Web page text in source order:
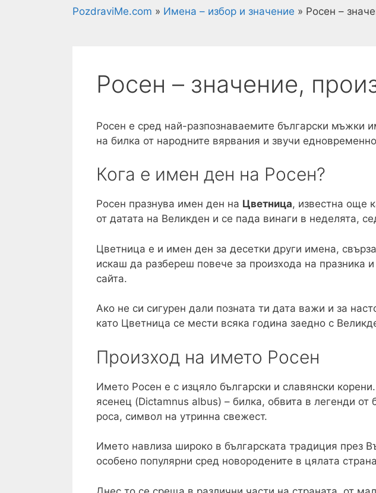
PozdraviMe.com » Имена – избор и значение » Росен –
Росен – значение,
Росен е сред най-разпознаваемите български мъжки
на билка от народните вярвания и звучи
Кога е имен ден на Росен?
Росен празнува имен ден на Цветница, известна още
от датата на Великден и се пада винаги в неделята,
Цветница е и имен ден за десетки други имена,
искаш да разбереш повече за произхода на празника
сайта.
Ако не си сигурен дали позната ти дата важи и за
като Цветница се мести всяка година заедно с
Произход на името Росен
Името Росен е с изцяло български и славянски
ясенец (Dictamnus albus) – билка, обвита в легенди
роса, символ на утринна свежест.
Името навлиза широко в българската традиция през
особено популярни сред новородените в цялата